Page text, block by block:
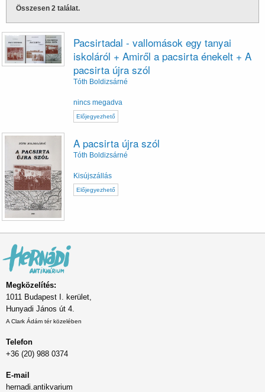
Összesen 2 találat.
Pacsirtadal - vallomások egy tanyai
iskoláról + Amiről a pacsirta énekelt + A
pacsirta újra szól
Tóth Boldizsárné
nincs megadva
Előjegyezhető
A pacsirta újra szól
Tóth Boldizsárné
Kisújszállás
Előjegyezhető
Megközelítés:
1011 Budapest I. kerület,
Hunyadi János út 4.
A Clark Ádám tér közelében
Telefon
+36 (20) 988 0374
E-mail
hernadi.antikvarium